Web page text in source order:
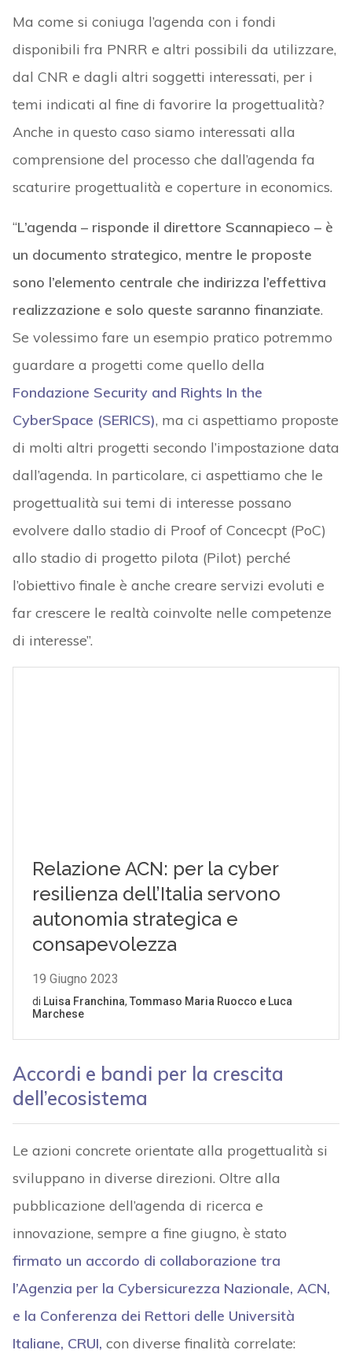
Ma come si coniuga l’agenda con i fondi
disponibili fra PNRR e altri possibili da utilizzare,
dal CNR e dagli altri soggetti interessati, per i
temi indicati al fine di favorire la progettualità?
Anche in questo caso siamo interessati alla
comprensione del processo che dall’agenda fa
scaturire progettualità e coperture in economics.
“L’agenda – risponde il direttore Scannapieco – è
un documento strategico, mentre le proposte
sono l’elemento centrale che indirizza l’effettiva
realizzazione e solo queste saranno finanziate.
Se volessimo fare un esempio pratico potremmo
guardare a progetti come quello della
Fondazione Security and Rights In the
CyberSpace (SERICS), ma ci aspettiamo proposte
di molti altri progetti secondo l’impostazione data
dall’agenda. In particolare, ci aspettiamo che le
progettualità sui temi di interesse possano
evolvere dallo stadio di Proof of Concecpt (PoC)
allo stadio di progetto pilota (Pilot) perché
l’obiettivo finale è anche creare servizi evoluti e
far crescere le realtà coinvolte nelle competenze
di interesse”.
Accordi e bandi per la crescita
dell’ecosistema
Le azioni concrete orientate alla progettualità si
sviluppano in diverse direzioni. Oltre alla
pubblicazione dell’agenda di ricerca e
innovazione, sempre a fine giugno, è stato
firmato un accordo di collaborazione tra
l’Agenzia per la Cybersicurezza Nazionale, ACN,
e la Conferenza dei Rettori delle Università
Italiane, CRUI, con diverse finalità correlate: